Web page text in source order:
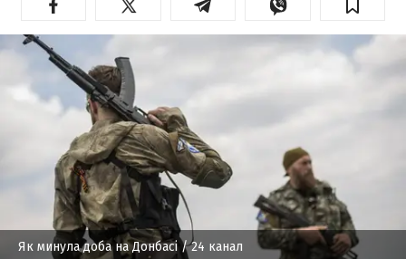
Як минула доба на Донбасі/ 24 канал